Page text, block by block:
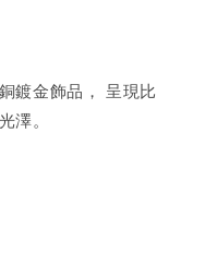
鍍金飾品， 呈現比
澤。